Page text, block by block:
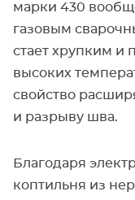
марки 430
газовым
стает хрупким и
высоких
свойство
и разрыву шва.
Благодаря
коптильня из